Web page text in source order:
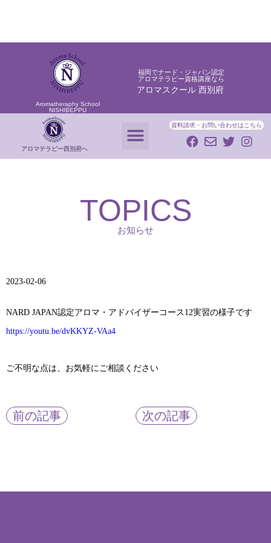
Aromatheraphy School
NISHIBEPPU
福岡でナード・ジャパン認定
アロマテラピー資格講座なら
アロマスクール 西別府
福岡でナード・ジャパン認定
アロマテラピー資格講座なら
アロマテラピー西別府へ
資料請求・ お問い合わせはこちら
TOPICS
お知らせ
2023-02-06
NARD JAPAN認定アロマ・アドバイザーコース12実習の様子です
https://youtu.be/dvKKYZ-VAa4
ご不明な点は、お気軽にご相談ください
前の記事 次の記事